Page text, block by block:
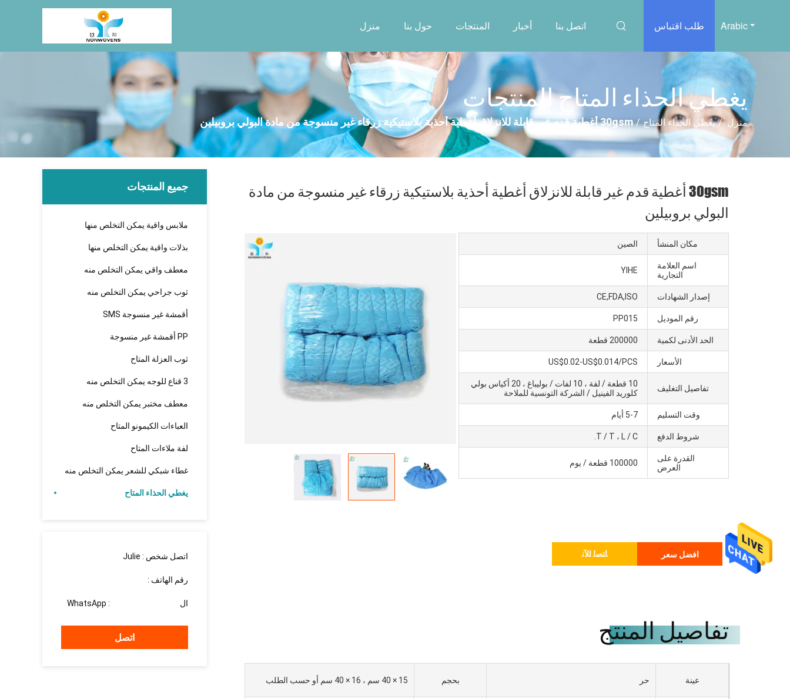
Arabic طلب اقتباس منزل حول بنا المنتجات أخبار اتصل بنا
يغطي الحذاء المتاح المنتجات
منزل / يغطي الحذاء المتاح / 30gsm أغطية قدم غير قابلة للانزلاق أغطية أحذية بلاستيكية زرقاء غير منسوجة من مادة البولي بروبيلين
جميع المنتجات
ملابس واقية يمكن التخلص منها
بذلات واقية يمكن التخلص منها
معطف واقي يمكن التخلص منه
ثوب جراحي يمكن التخلص منه
أقمشة غير منسوجة SMS
PP أقمشة غير منسوجة
ثوب العزلة المتاح
3 قناع للوجه يمكن التخلص منه
معطف مختبر يمكن التخلص منه
العباءات الكيمونو المتاح
لفة ملاءات المتاح
غطاء شبكي للشعر يمكن التخلص منه
يغطي الحذاء المتاح
اتصل شخص : Julie
رقم الهاتف :
ال WhatsApp :
اتصل
30gsm أغطية قدم غير قابلة للانزلاق أغطية أحذية بلاستيكية زرقاء غير منسوجة من مادة
البولي بروبيلين
مكان المنشأ الصين
اسم العلامة
التجارية
YIHE
إصدار الشهادات CE,FDA,ISO
رقم الموديل PP015
الحد الأدنى لكمية 200000 قطعة
الأسعار US$0.02-US$0.014/PCS
تفاصيل التغليف
10 قطعة / لفة ، 10 لفات / بوليباغ ، 20 أكياس بولي
كلوريد الفينيل / الشركة التونسية للملاحة
وقت التسليم 5-7 أيام
شروط الدفع T / T ، L / C.
القدرة على
العرض
100000 قطعة / يوم
افضل سعر ﺎﺘﺼﻟ ﺍﻶﻧ
تفاصيل المنتج
عينة حر بحجم 15 × 40 سم ، 16 × 40 سم أو حسب الطلب